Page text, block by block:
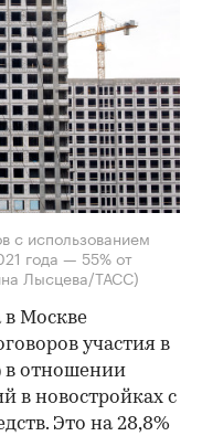
с использованием
года — 55% от
Лысцева/ТАСС)
в Москве
участия в
в отношении
новостройках с
Это на 28,8%